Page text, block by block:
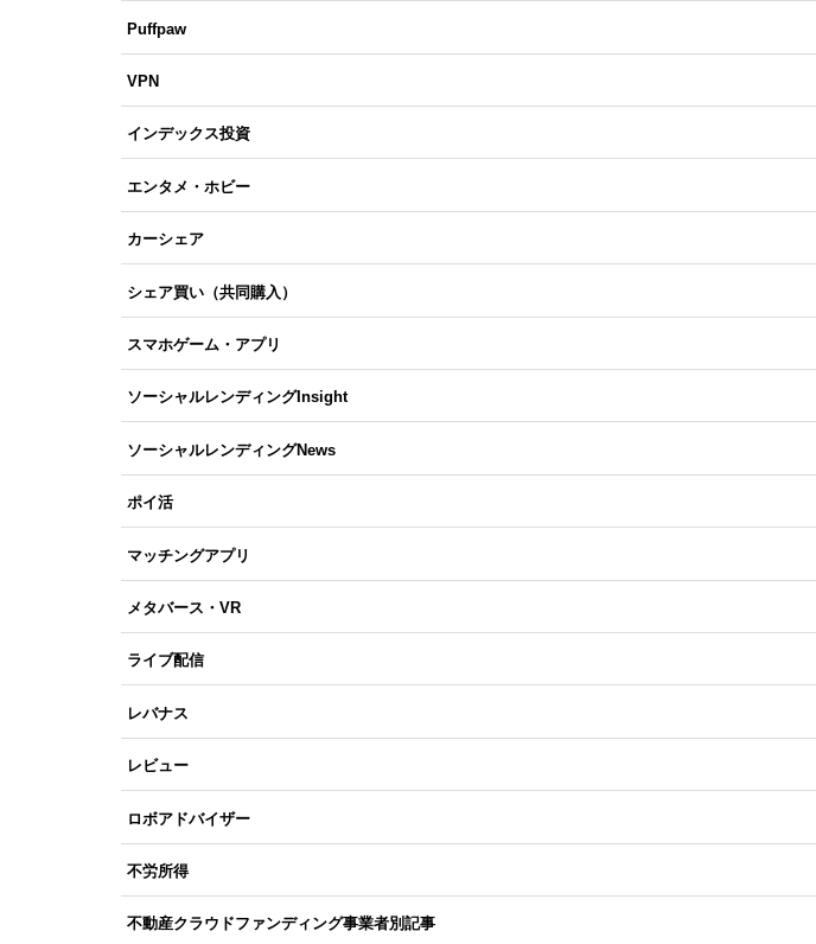
Puffpaw
VPN
インデックス投資
エンタメ・ホビー
カーシェア
シェア買い（共同購入）
スマホゲーム・アプリ
ソーシャルレンディングInsight
ソーシャルレンディングNews
ポイ活
マッチングアプリ
メタバース・VR
ライブ配信
レバナス
レビュー
ロボアドバイザー
不労所得
不動産クラウドファンディング事業者別記事